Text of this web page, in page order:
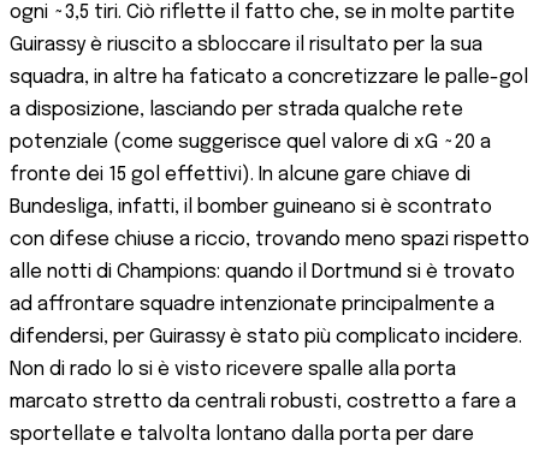
ogni ~3,5 tiri​. Ciò riflette il fatto che, se in molte partite
Guirassy è riuscito a sbloccare il risultato per la sua
squadra, in altre ha faticato a concretizzare le palle-gol
a disposizione, lasciando per strada qualche rete
potenziale (come suggerisce quel valore di xG ~20 a
fronte dei 15 gol effettivi​). In alcune gare chiave di
Bundesliga, infatti, il bomber guineano si è scontrato
con difese chiuse a riccio, trovando meno spazi rispetto
alle notti di Champions: quando il Dortmund si è trovato
ad affrontare squadre intenzionate principalmente a
difendersi, per Guirassy è stato più complicato incidere.
Non di rado lo si è visto ricevere spalle alla porta
marcato stretto da centrali robusti, costretto a fare a
sportellate e talvolta lontano dalla porta per dare